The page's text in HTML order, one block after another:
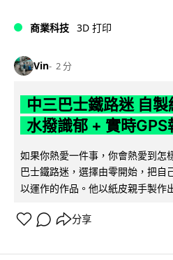
商業科技 3D 打印
Vin 2 分
中三巴士鐵路迷 自
水撥識郁 + 實時GPS
如果你熱愛一件事，你會熱愛到怎
巴士鐵路迷，選擇由零開始，把自
以運作的作品。他以紙皮親手製作
分享